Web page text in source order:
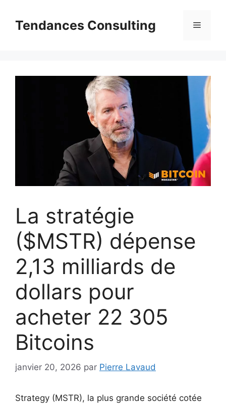
contenuTendances Consulting Menu
La stratégie
($MSTR) dépense
2,13 milliards de
dollars pour
acheter 22 305
Bitcoins
janvier 20, 2026 par Pierre Lavaud
Strategy (MSTR), la plus grande société cotée